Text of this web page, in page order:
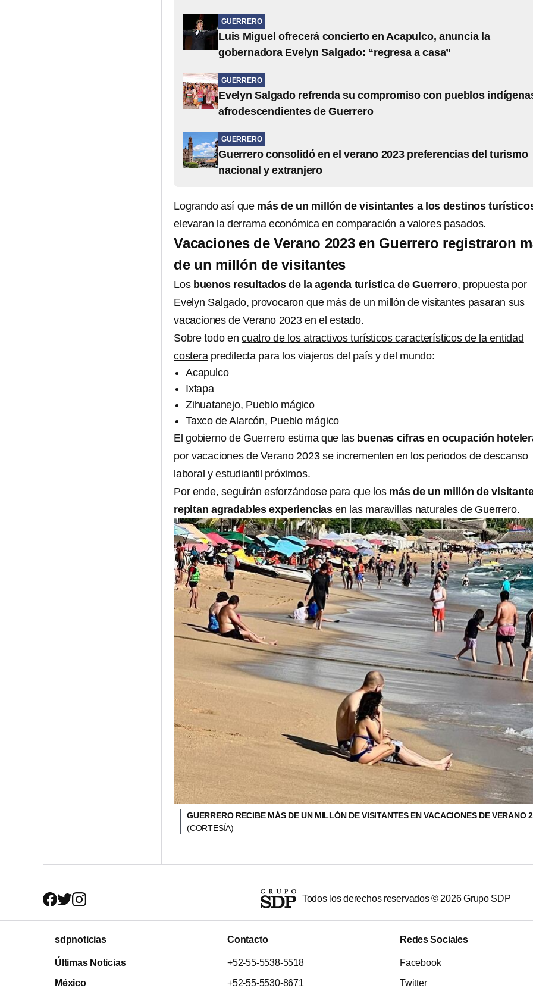
GUERRERO
Luis Miguel ofrecerá concierto en Acapulco, anuncia la
gobernadora Evelyn Salgado: “regresa a casa”
GUERRERO
Evelyn Salgado refrenda su compromiso con pueblos
afrodescendientes de Guerrero
GUERRERO
Guerrero consolidó en el verano 2023 preferencias del turismo
nacional y extranjero
Logrando así que más de un millón de visintantes a los destinos
elevaran la derrama económica en comparación a valores pasados.
Vacaciones de Verano 2023 en Guerrero registraron
de un millón de visitantes
Los buenos resultados de la agenda turística de Guerrero, propuesta por
Evelyn Salgado, provocaron que más de un millón de visitantes pasaran sus
vacaciones de Verano 2023 en el estado.
Sobre todo encuatro de los atractivos turísticos característicos de la entidad
costerapredilecta para los viajeros del país y del mundo:
Acapulco
Ixtapa
Zihuatanejo, Pueblo mágico
Taxco de Alarcón, Pueblo mágico
El gobierno de Guerrero estima que las buenas cifras en ocupación
por vacaciones de Verano 2023 se incrementen en los periodos de descanso
laboral y estudiantil próximos.
Por ende, seguirán esforzándose para que losmás de un millón de
repitan agradables experiencias en las maravillas naturales de Guerrero.
GUERRERO RECIBE MÁS DE UN MILLÓN DE VISITANTES EN VACACIONES DE VERANO
(CORTESÍA)
Todos los derechos reservados © 2026Grupo SDP
sdpnoticias
Últimas Noticias
México
Contacto
+52-55-5538-5518
+52-55-5530-8671
Redes Sociales
Facebook
Twitter